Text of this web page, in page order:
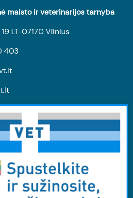
maisto ir veterinarijos tarnyba
LT-07170 Vilnius
403